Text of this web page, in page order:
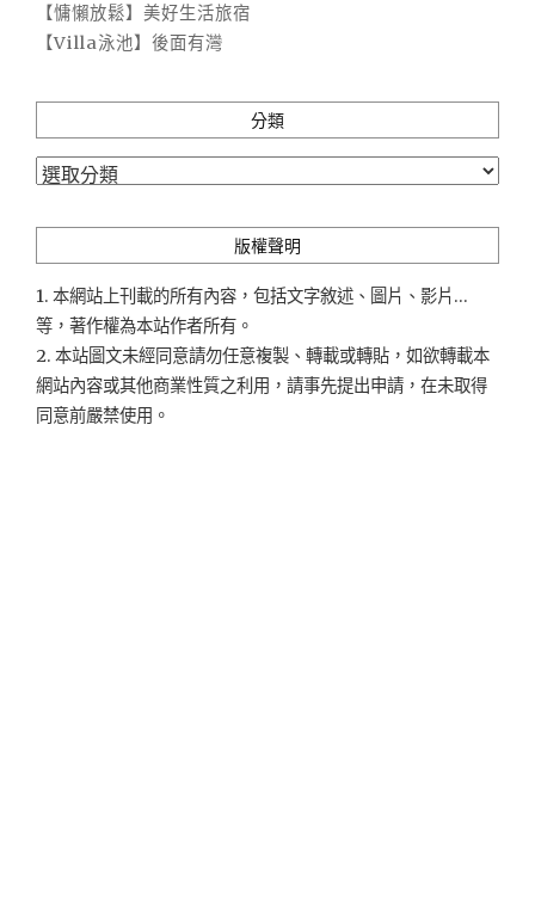
【慵懶放鬆】美好生活旅宿
【Villa泳池】後面有灣
分類
分
版權聲明
1. 本網站上刊載的所有內容，包括文字敘述、圖片、影片...
等，著作權為本站作者所有。
2. 本站圖文未經同意請勿任意複製、轉載或轉貼，如欲轉載本
網站內容或其他商業性質之利用，請事先提出申請，在未取得
同意前嚴禁使用。